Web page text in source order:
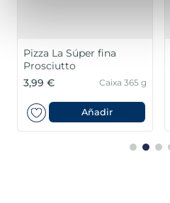
Pizza La Súper fina
Prosciutto
3,99 €
Caixa 365 g
Añadir